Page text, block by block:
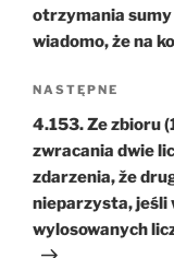
otrzymania sumy
wiadomo, że na
Następny
wpis
NASTĘPNE
4.153. Ze zbioru
zwracania dwie
zdarzenia, že
nieparzysta, jeśli
wylosowanych